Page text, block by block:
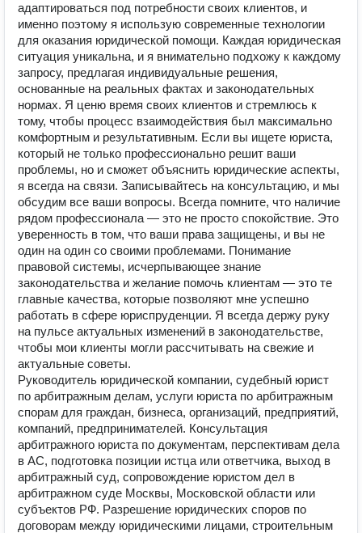
адаптироваться под потребности своих клиентов, и
именно поэтому я использую современные технологии
для оказания юридической помощи. Каждая юридическая
ситуация уникальна, и я внимательно подхожу к каждому
запросу, предлагая индивидуальные решения,
основанные на реальных фактах и законодательных
нормах. Я ценю время своих клиентов и стремлюсь к
тому, чтобы процесс взаимодействия был максимально
комфортным и результативным. Если вы ищете юриста,
который не только профессионально решит ваши
проблемы, но и сможет объяснить юридические аспекты,
я всегда на связи. Записывайтесь на консультацию, и мы
обсудим все ваши вопросы. Всегда помните, что наличие
рядом профессионала — это не просто спокойствие. Это
уверенность в том, что ваши права защищены, и вы не
один на один со своими проблемами. Понимание
правовой системы, исчерпывающее знание
законодательства и желание помочь клиентам — это те
главные качества, которые позволяют мне успешно
работать в сфере юриспруденции. Я всегда держу руку
на пульсе актуальных изменений в законодательстве,
чтобы мои клиенты могли рассчитывать на свежие и
актуальные советы.
Руководитель юридической компании, судебный юрист
по арбитражным делам, услуги юриста по арбитражным
спорам для граждан, бизнеса, организаций, предприятий,
компаний, предпринимателей. Консультация
арбитражного юриста по документам, перспективам дела
в АС, подготовка позиции истца или ответчика, выход в
арбитражный суд, сопровождение юристом дел в
арбитражном суде Москвы, Московской области или
субъектов РФ. Разрешение юридических споров по
договорам между юридическими лицами, строительным